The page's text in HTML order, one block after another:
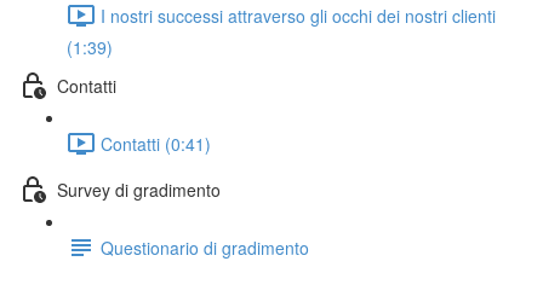
I nostri successi attraverso gli occhi dei nostri clienti
(1:39)
Contatti
Contatti (0:41)
Survey di gradimento
Questionario di gradimento